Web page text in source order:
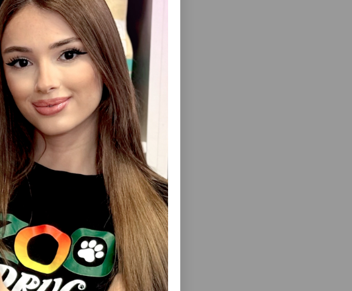
də sahib ilə it arasında
Hamısını Gör
YUMŞAQ TÜLKÜ OYUNCAĞI —
RƏNGI VƏ TOXUNUŞDA XOŞ
ILƏ ITIN DIQQƏTINI CƏLB EDƏN
ƏYLƏNCƏ ÜÇÜN IDEAL
BIRIDIR.